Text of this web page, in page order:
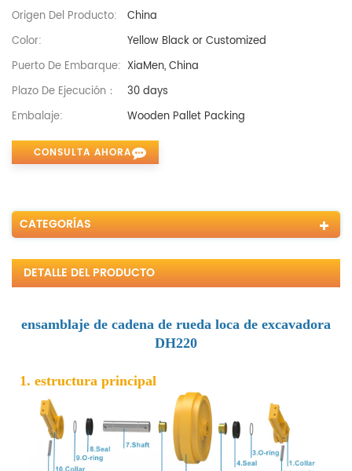
Origen Del Producto:
China
Color:
Yellow Black or Customized
Puerto De Embarque: XiaMen, China
Plazo De Ejecución：
30 days
Embalaje:
Wooden Pallet Packing
CONSULTA AHORA
CATEGORÍAS
DETALLE DEL PRODUCTO
ensamblaje de cadena de rueda loca de excavadora
DH220
1. estructura principal